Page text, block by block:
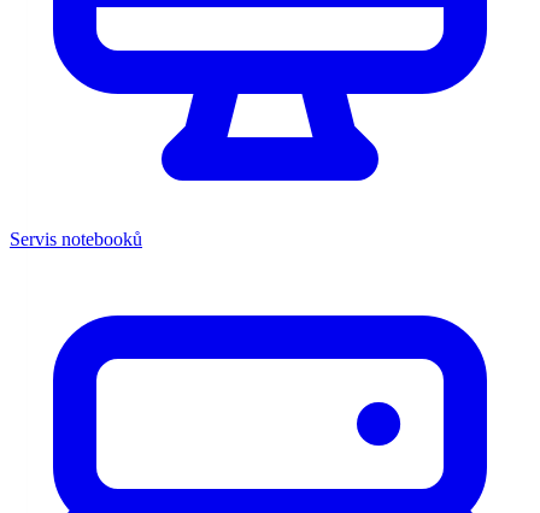
Servis notebooků